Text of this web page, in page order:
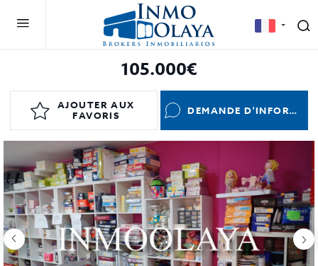
105.000€
AJOUTER AUX
FAVORIS
DEMANDE D'INFORMATIONS